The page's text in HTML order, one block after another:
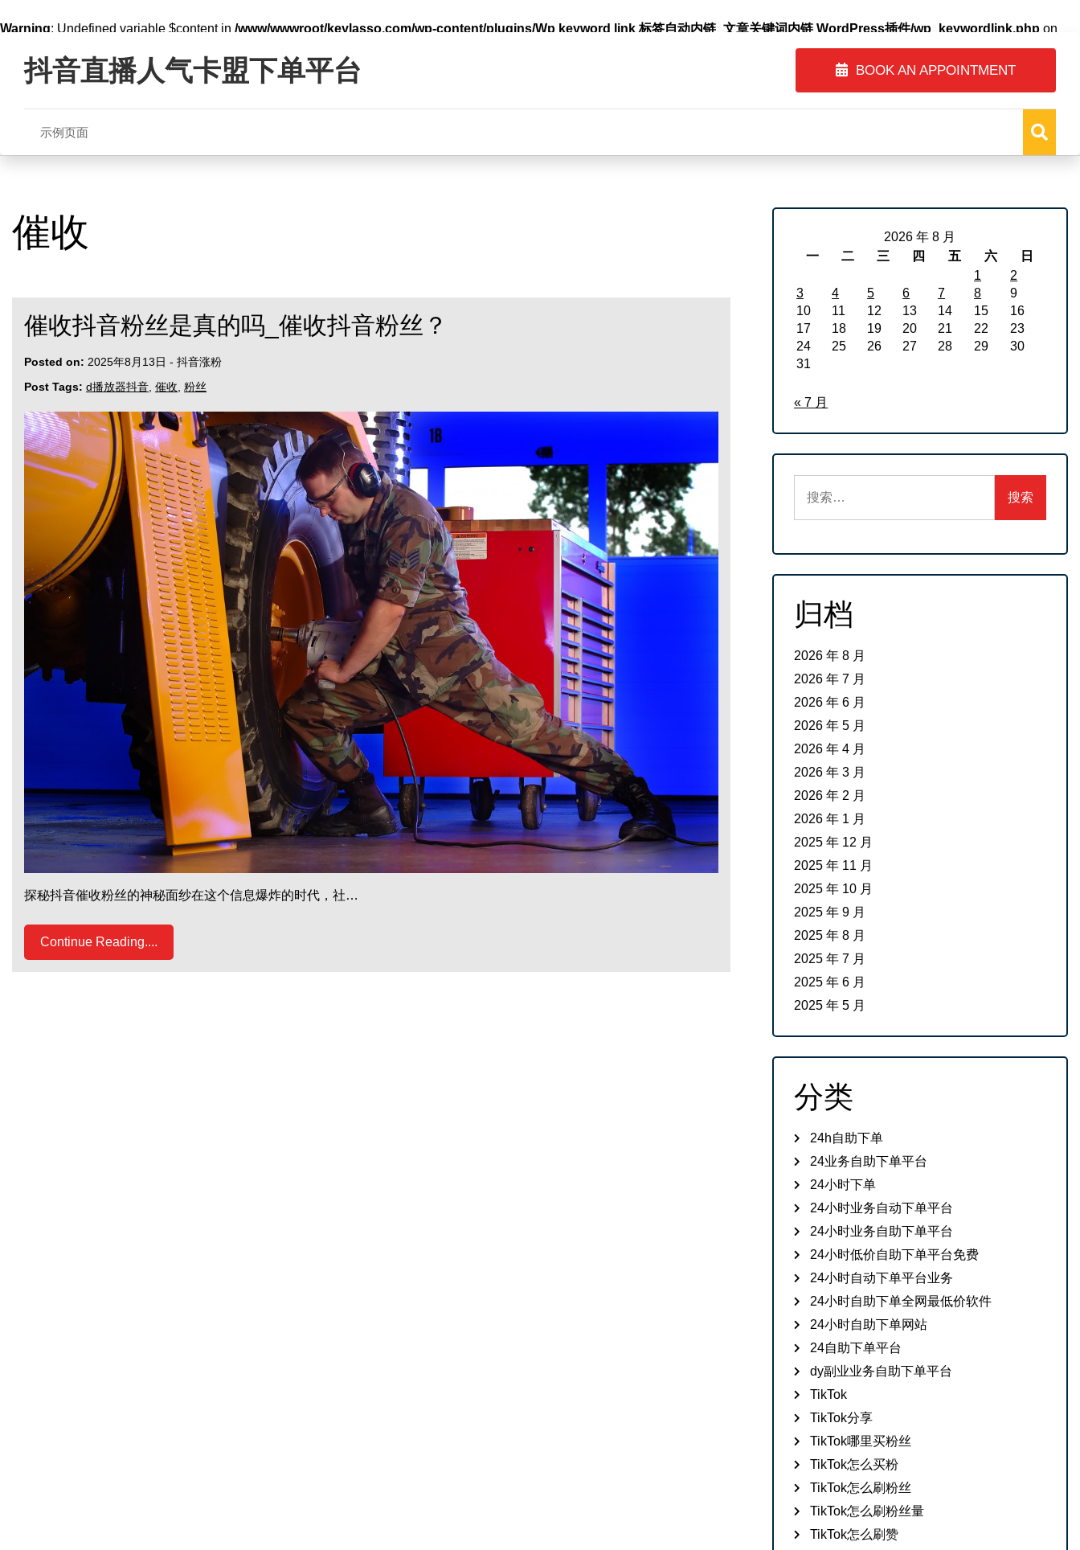
Warning: Undefined variable $content in /www/wwwroot/keylasso.com/wp-content/plugins/Wp keyword link 标签自动内链_文章关键词内链 WordPress插件/wp_keywordlink.php on
content抖音直播人气卡盟下单平台 BOOK AN APPOINTMENT
示例页面
催收
催收抖音粉丝是真的吗_催收抖音粉丝？
Posted on: 2025年8月13日 - 抖音涨粉
Post Tags: d播放器抖音 催收 粉丝
探秘抖音催收粉丝的神秘面纱在这个信息爆炸的时代，社…
Continue Reading....
2026 年 8 月
一
二 三 四 五 六
日
1
2
3
4 5 6 7 8
9
10
11 12 13 14 15
16
17
18 19 20 21 22
23
24
25 26 27 28 29
30
31
« 7 月
索：
归档
2026 年 8 月
2026 年 7 月
2026 年 6 月
2026 年 5 月
2026 年 4 月
2026 年 3 月
2026 年 2 月
2026 年 1 月
2025 年 12 月
2025 年 11 月
2025 年 10 月
2025 年 9 月
2025 年 8 月
2025 年 7 月
2025 年 6 月
2025 年 5 月
分类
24h自助下单
24业务自助下单平台
24小时下单
24小时业务自动下单平台
24小时业务自助下单平台
24小时低价自助下单平台免费
24小时自动下单平台业务
24小时自助下单全网最低价软件
24小时自助下单网站
24自助下单平台
dy副业业务自助下单平台
TikTok
TikTok分享
TikTok哪里买粉丝
TikTok怎么买粉
TikTok怎么刷粉丝
TikTok怎么刷粉丝量
TikTok怎么刷赞